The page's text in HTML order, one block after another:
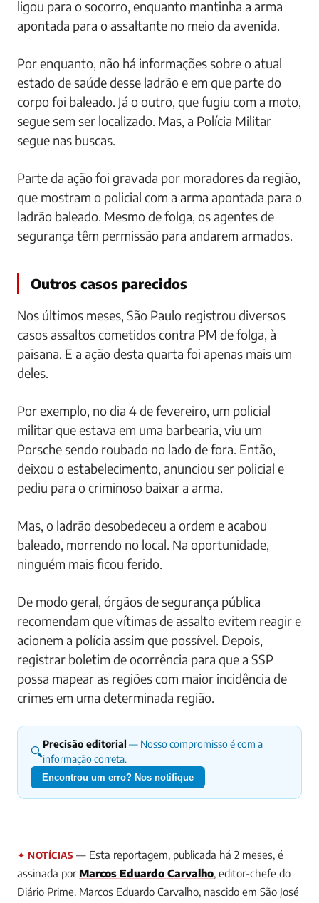
ligou para o socorro, enquanto mantinha a arma
apontada para o assaltante no meio da avenida.
Por enquanto, não há informações sobre o atual
estado de saúde desse ladrão e em que parte do
corpo foi baleado. Já o outro, que fugiu com a moto,
segue sem ser localizado. Mas, a Polícia Militar
segue nas buscas.
Parte da ação foi gravada por moradores da região,
que mostram o policial com a arma apontada para o
ladrão baleado. Mesmo de folga, os agentes de
segurança têm permissão para andarem armados.
Outros casos parecidos
Nos últimos meses, São Paulo registrou diversos
casos assaltos cometidos contra PM de folga, à
paisana. E a ação desta quarta foi apenas mais um
deles.
Por exemplo, no dia 4 de fevereiro, um policial
militar que estava em uma barbearia, viu um
Porsche sendo roubado no lado de fora. Então,
deixou o estabelecimento, anunciou ser policial e
pediu para o criminoso baixar a arma.
Mas, o ladrão desobedeceu a ordem e acabou
baleado, morrendo no local. Na oportunidade,
ninguém mais ficou ferido.
De modo geral, órgãos de segurança pública
recomendam que vítimas de assalto evitem reagir e
acionem a polícia assim que possível. Depois,
registrar boletim de ocorrência para que a SSP
possa mapear as regiões com maior incidência de
crimes em uma determinada região.
🔍Precisão editorial — Nosso compromisso é com a
informação correta.
Encontrou um erro? Nos notifique
✦ NOTÍCIAS — Esta reportagem, publicada há 2 meses, é
assinada por Marcos Eduardo Carvalho, editor-chefe do
Diário Prime. Marcos Eduardo Carvalho, nascido em São José